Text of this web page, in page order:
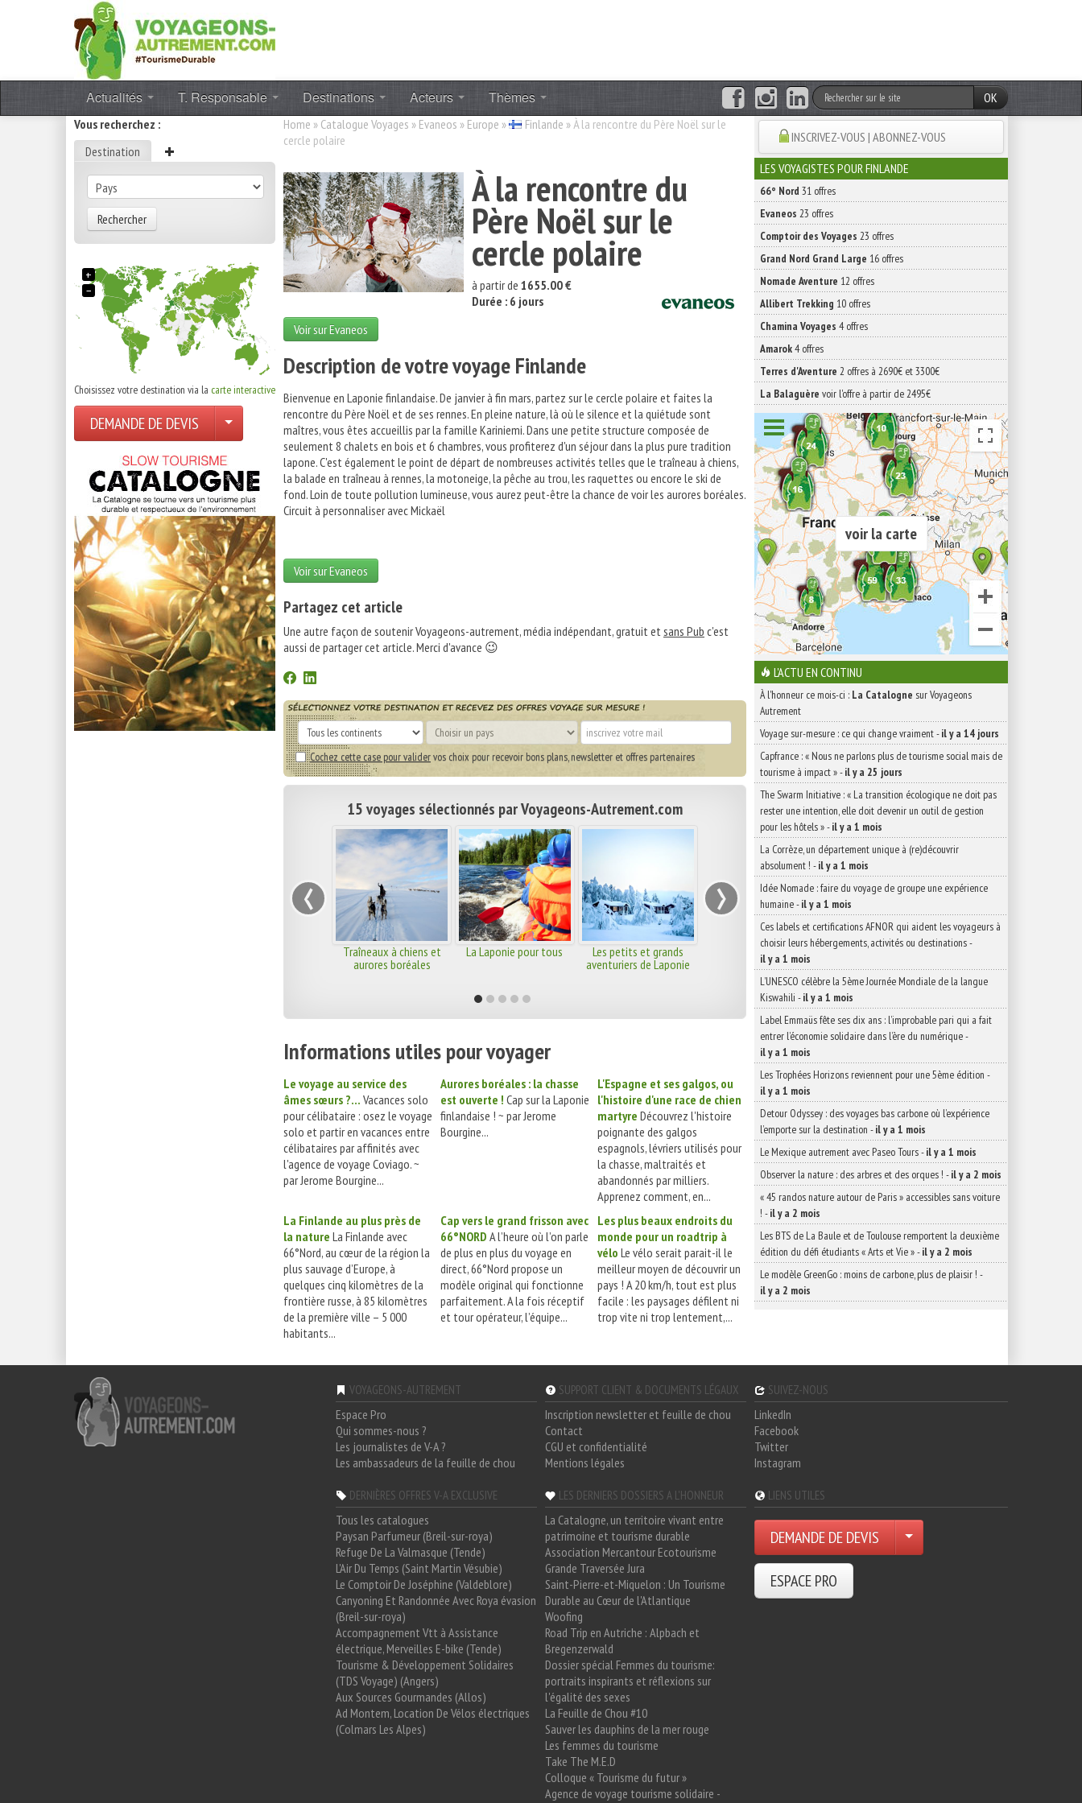
Actualités T. Responsable Destinations Acteurs Thèmes
OK
Vous recherchez :
Destination
Rechercher
+
−
Choisissez votre destination via la carte interactive
DEMANDE DE DEVIS
Home » Catalogue Voyages » Evaneos » Europe » Finlande »À la rencontre du Père Noël sur le
cercle polaire
À la rencontre du
Père Noël sur le
cercle polaire
à partir de 1655.00 €
Durée : 6 jours
Voir sur Evaneos
Description de votre voyage Finlande
Bienvenue en Laponie finlandaise. De janvier à fin mars, partez sur le cercle polaire et faites la
rencontre du Père Noël et de ses rennes. En pleine nature, là où le silence et la quiétude sont
maîtres, vous êtes accueillis par la famille Kariniemi. Dans une petite structure composée de
seulement 8 chalets en bois et 6 chambres, vous profiterez d'un séjour dans la plus pure tradition
lapone. C'est également le point de départ de nombreuses activités telles que le traîneau à chiens,
la balade en traîneau à rennes, la motoneige, la pêche au trou, les raquettes ou encore le ski de
fond. Loin de toute pollution lumineuse, vous aurez peut-être la chance de voir les aurores boréales.
Circuit à personnaliser avec Mickaël
Voir sur Evaneos
Partagez cet article
Une autre façon de soutenir Voyageons-autrement, média indépendant, gratuit etsans Pub c'est
aussi de partager cet article. Merci d'avance 😉
Cochez cette case pour validervos choix pour recevoir bons plans, newsletter et offres partenaires
15 voyages sélectionnés par Voyageons-Autrement.com
Traîneaux à chiens et
aurores boréales
La Laponie pour tous
Les petits et grands
aventuriers de Laponie
‹ ›
Informations utiles pour voyager
Le voyage au service des
âmes sœurs ?... Vacances solo
pour célibataire : osez le voyage
solo et partir en vacances entre
célibataires par affinités avec
l'agence de voyage Coviago. ~
par Jerome Bourgine...
Aurores boréales : la chasse
est ouverte ! Cap sur la Laponie
finlandaise ! ~ par Jerome
Bourgine...
L'Espagne et ses galgos, ou
l'histoire d'une race de chien
martyre Découvrez l'histoire
poignante des galgos
espagnols, lévriers utilisés pour
la chasse, maltraités et
abandonnés par milliers.
Apprenez comment, en...
La Finlande au plus près de
la nature La Finlande avec
66°Nord, au cœur de la région la
plus sauvage d’Europe, à
quelques cinq kilomètres de la
frontière russe, à 85 kilomètres
de la première ville – 5 000
habitants...
Cap vers le grand frisson avec
66°NORD A l’heure où l’on parle
de plus en plus du voyage en
direct, 66°Nord propose un
modèle original qui fonctionne
parfaitement. A la fois réceptif
et tour opérateur, l’équipe...
Les plus beaux endroits du
monde pour un roadtrip à
vélo Le vélo serait parait-il le
meilleur moyen de découvrir un
pays ! A 20 km/h, tout est plus
facile : les paysages défilent ni
trop vite ni trop lentement,...
INSCRIVEZ-VOUS | ABONNEZ-VOUS
LES VOYAGISTES POUR FINLANDE
66° Nord 31 offres
Evaneos 23 offres
Comptoir des Voyages 23 offres
Grand Nord Grand Large 16 offres
Nomade Aventure 12 offres
Allibert Trekking 10 offres
Chamina Voyages 4 offres
Amarok4 offres
Terres d'Aventure 2 offres à 2690€ et 3300€
La Balaguère voir l'offre à partir de 2495€
voir la carte
L'ACTU EN CONTINU
À l'honneur ce mois-ci : La Catalogne sur Voyageons
Autrement
Voyage sur-mesure : ce qui change vraiment-il y a 14 jours
Capfrance : « Nous ne parlons plus de tourisme social mais de
tourisme à impact »-il y a 25 jours
The Swarm Initiative : « La transition écologique ne doit pas
rester une intention, elle doit devenir un outil de gestion
pour les hôtels »-il y a 1 mois
La Corrèze, un département unique à (re)découvrir
absolument ! -il y a 1 mois
Idée Nomade : faire du voyage de groupe une expérience
humaine-il y a 1 mois
Ces labels et certifications AFNOR qui aident les voyageurs à
choisir leurs hébergements, activités ou destinations-
il y a 1 mois
L’UNESCO célèbre la 5ème Journée Mondiale de la langue
Kiswahili -il y a 1 mois
Label Emmaüs fête ses dix ans : l’improbable pari qui a fait
entrer l’économie solidaire dans l’ère du numérique-
il y a 1 mois
Les Trophées Horizons reviennent pour une 5ème édition -
il y a 1 mois
Detour Odyssey : des voyages bas carbone où l’expérience
l’emporte sur la destination -il y a 1 mois
Le Mexique autrement avec Paseo Tours-il y a 1 mois
Observer la nature : des arbres et des orques ! -il y a 2 mois
« 45 randos nature autour de Paris » accessibles sans voiture
! -il y a 2 mois
Les BTS de La Baule et de Toulouse remportent la deuxième
édition du défi étudiants « Arts et Vie »-il y a 2 mois
Le modèle GreenGo : moins de carbone, plus de plaisir ! -
il y a 2 mois
VOYAGEONS-AUTREMENT
Espace Pro
Qui sommes-nous ?
Les journalistes de V-A ?
Les ambassadeurs de la feuille de chou
SUPPORT CLIENT & DOCUMENTS LÉGAUX
Inscription newsletter et feuille de chou
Contact
CGU et confidentialité
Mentions légales
SUIVEZ-NOUS
LinkedIn
Facebook
Twitter
Instagram
DERNIÈRES OFFRES V-A EXCLUSIVE
Tous les catalogues
Paysan Parfumeur (Breil-sur-roya)
Refuge De La Valmasque (Tende)
L'Air Du Temps (Saint Martin Vésubie)
Le Comptoir De Joséphine (Valdeblore)
Canyoning Et Randonnée Avec Roya évasion
(Breil-sur-roya)
Accompagnement Vtt à Assistance
électrique, Merveilles E-bike (Tende)
Tourisme & Développement Solidaires
(TDS Voyage) (Angers)
Aux Sources Gourmandes (Allos)
Ad Montem, Location De Vélos électriques
(Colmars Les Alpes)
LES DERNIERS DOSSIERS A L'HONNEUR
La Catalogne, un territoire vivant entre
patrimoine et tourisme durable
Association Mercantour Ecotourisme
Grande Traversée Jura
Saint-Pierre-et-Miquelon : Un Tourisme
Durable au Cœur de l'Atlantique
Woofing
Road Trip en Autriche : Alpbach et
Bregenzerwald
Dossier spécial Femmes du tourisme:
portraits inspirants et réflexions sur
l'égalité des sexes
La Feuille de Chou #10
Sauver les dauphins de la mer rouge
Les femmes du tourisme
Take The M.E.D
Colloque « Tourisme du futur »
Agence de voyage tourisme solidaire -
LIENS UTILES
DEMANDE DE DEVIS
ESPACE PRO